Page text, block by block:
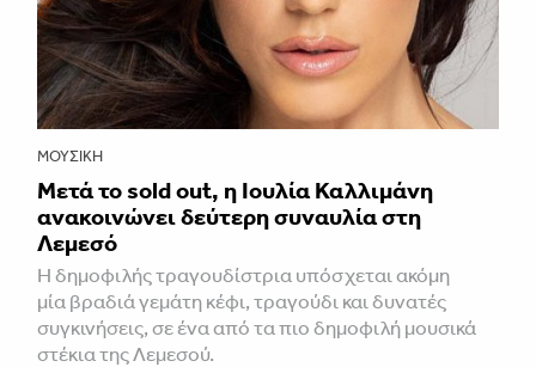
ΜΟΥΣΙΚΉ
Μετά το sold out, η Ιουλία Καλλιμάνη
ανακοινώνει δεύτερη συναυλία στη
Λεμεσό
H δημοφιλής τραγουδίστρια υπόσχεται ακόμη
μία βραδιά γεμάτη κέφι, τραγούδι και δυνατές
συγκινήσεις, σε ένα από τα πιο δημοφιλή μουσικά
στέκια της Λεμεσού.